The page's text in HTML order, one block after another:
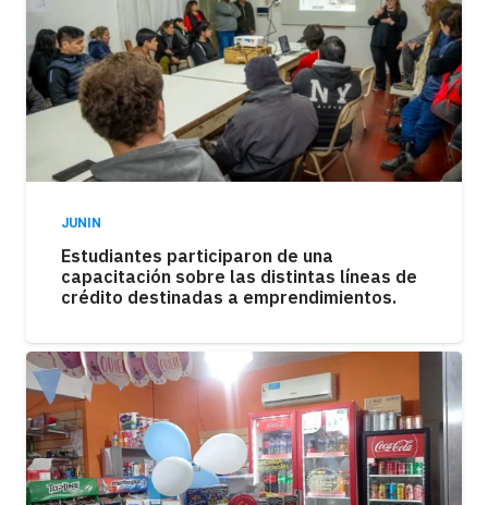
JUNIN
Estudiantes participaron de una
capacitación sobre las distintas líneas de
crédito destinadas a emprendimientos.